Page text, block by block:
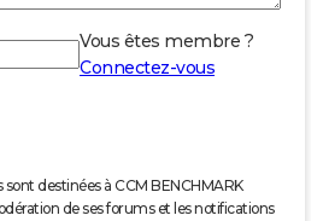
Vous êtes membre ?
Connectez-vous
destinées à CCM BENCHMARK
de ses forums et les notifications